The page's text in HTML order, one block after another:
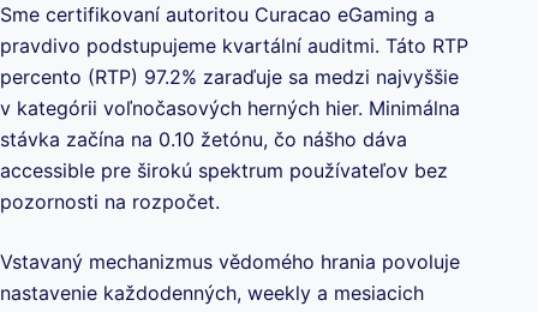
Sme certifikovaní autoritou Curacao eGaming a
pravdivo podstupujeme kvartální auditmi. Táto RTP
percento (RTP) 97.2% zaraďuje sa medzi najvyššie
v kategórii voľnočasových herných hier. Minimálna
stávka začína na 0.10 žetónu, čo nášho dáva
accessible pre širokú spektrum používateľov bez
pozornosti na rozpočet.
Vstavaný mechanizmus vědomého hrania povoluje
nastavenie každodenných, weekly a mesiacich